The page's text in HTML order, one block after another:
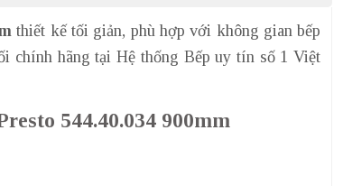
thiết kế tối giản, phù hợp với không gian bếp
chính hãng tại Hệ thống Bếp uy tín số 1 Việt
544.40.034 900mm